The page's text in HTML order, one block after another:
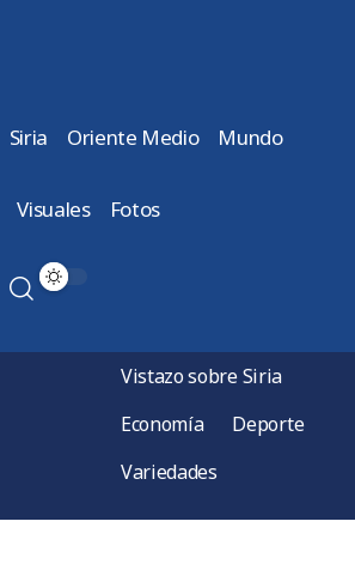
Siria Oriente Medio Mundo
Visuales Fotos
Vistazo sobre Siria
Economía
Deporte
Variedades